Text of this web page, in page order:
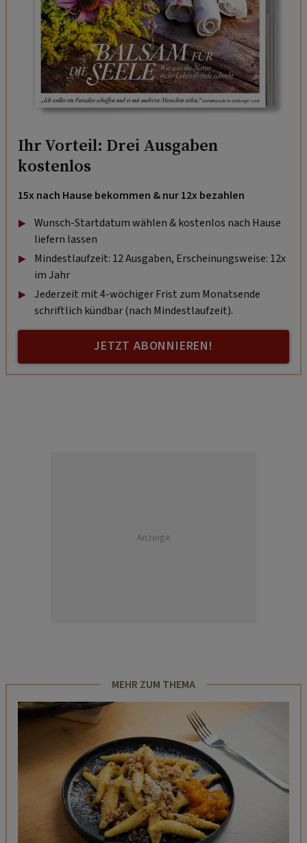
Ihr Vorteil: Drei Ausgaben
kostenlos
15x nach Hause bekommen & nur 12x bezahlen
Wunsch-Startdatum wählen & kostenlos nach Hause
liefern lassen
Mindestlaufzeit: 12 Ausgaben, Erscheinungsweise: 12x
im Jahr
Jederzeit mit 4-wöchiger Frist zum Monatsende
schriftlich kündbar (nach Mindestlaufzeit).
JETZT ABONNIEREN!
Anzeige
MEHR ZUM THEMA